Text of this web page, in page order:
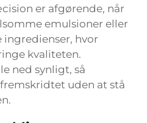
er afgørende, når
emulsioner eller
hvor
kvaliteten.
ned synligt, så
uden at stå